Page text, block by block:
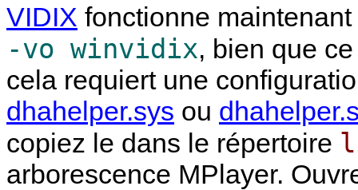
VIDIX fonctionne
-vo winvidix, bien que
cela requiert une
dhahelper.sys ou
copiez le dans le répertoire
arborescence MPlayer.